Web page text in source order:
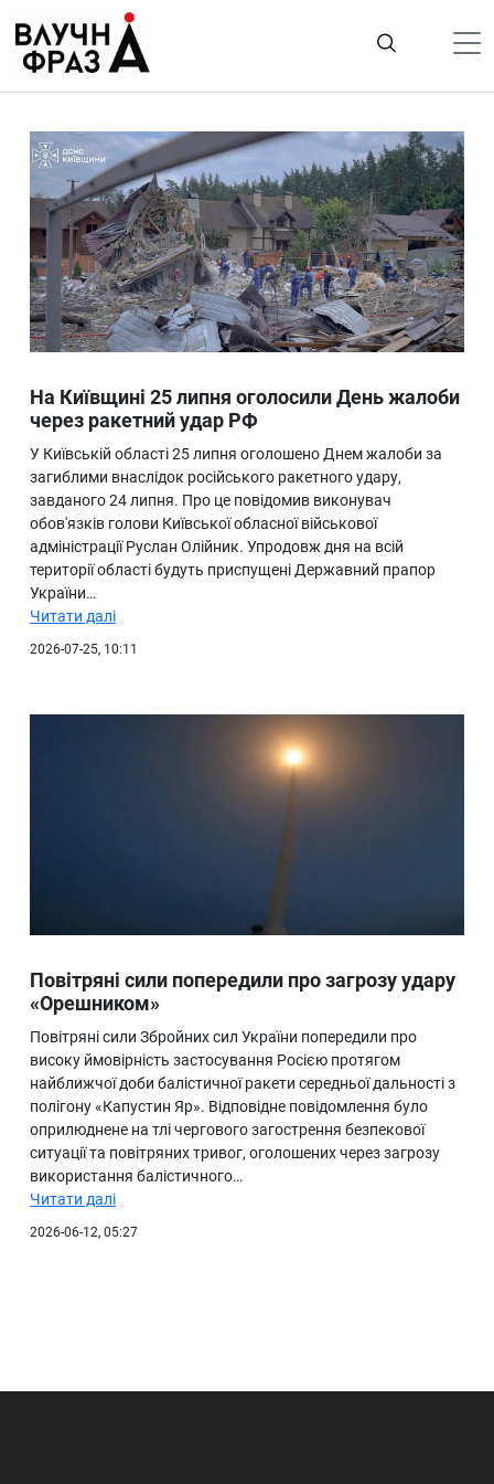
содержимому
Гроші
Життя
Лайфстайл
ТехноНаука
Людина
Ukraine
Про нас
На Київщині 25 липня оголосили День жалоби
через ракетний удар РФ
У Київській області 25 липня оголошено Днем жалоби за
загиблими внаслідок російського ракетного удару,
завданого 24 липня. Про це повідомив виконувач
обов'язків голови Київської обласної військової
адміністрації Руслан Олійник. Упродовж дня на всій
території області будуть приспущені Державний прапор
України…
Читати далі
2026-07-25, 10:11
Повітряні сили попередили про загрозу удару
«Орешником»
Повітряні сили Збройних сил України попередили про
високу ймовірність застосування Росією протягом
найближчої доби балістичної ракети середньої дальності з
полігону «Капустин Яр». Відповідне повідомлення було
оприлюднене на тлі чергового загострення безпекової
ситуації та повітряних тривог, оголошених через загрозу
використання балістичного…
Читати далі
2026-06-12, 05:27